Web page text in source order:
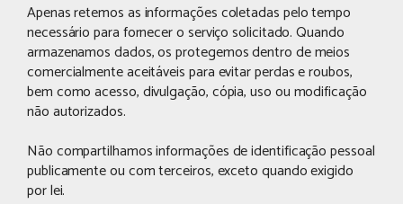
Apenas retemos as informações coletadas pelo tempo
necessário para fornecer o serviço solicitado. Quando
armazenamos dados, os protegemos dentro de meios
comercialmente aceitáveis ​​para evitar perdas e roubos,
bem como acesso, divulgação, cópia, uso ou modificação
não autorizados.
Não compartilhamos informações de identificação pessoal
publicamente ou com terceiros, exceto quando exigido
por lei.